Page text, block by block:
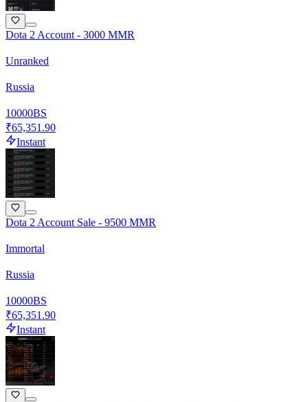
Dota 2 Account - 3000 MMR
Unranked
Russia
10000BS
₹65,351.90
Instant
Dota 2 Account Sale - 9500 MMR
Immortal
Russia
10000BS
₹65,351.90
Instant